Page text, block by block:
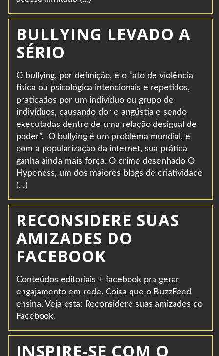
BULLYING LEVADO A
SÉRIO
O bullying, por definição, é o “ato de violência
física ou psicológica intencionais e repetidos,
praticados por um indivíduo ou grupo de
indivíduos, causando dor e angústia e sendo
executadas dentro de uma relação desigual de
poder”. O bullying é um problema mundial, e
com a popularização da internet, sua prática
ganha ainda mais força. O crime desenhado O
Hypeness, um dos maiores blogs de criatividade
(…)
RECONSIDERE SUAS
AMIZADES DO
FACEBOOK
Conteúdos editoriais + facebook pra gerar
engajamento em rede. Coisa que o BuzzFeed
ensina. Veja esta: Reconsidere suas amizades do
Facebook.
INSPIRE-SE COM O